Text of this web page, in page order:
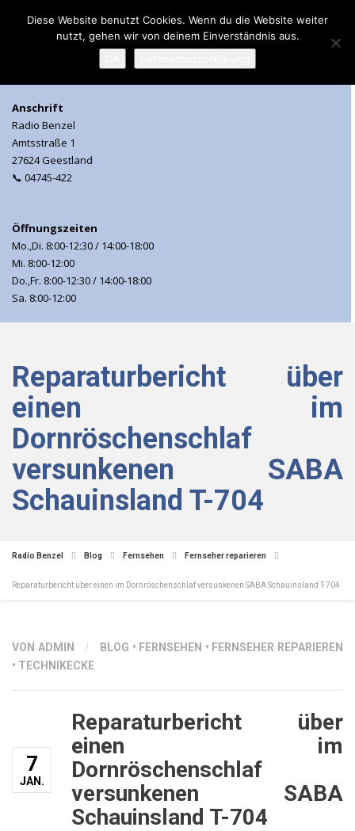
MENU
Anschrift
Radio Benzel
Amtsstraße 1
27624 Geestland
📞 04745-422
Öffnungszeiten
Mo.,Di. 8:00-12:30 / 14:00-18:00
Mi. 8:00-12:00
Do.,Fr. 8:00-12:30 / 14:00-18:00
Sa. 8:00-12:00
Reparaturbericht über
einen im
Dornröschenschlaf
versunkenen SABA
Schauinsland T-704
Radio Benzel Blog Fernsehen Fernseher reparieren
Reparaturbericht über einen im Dornröschenschlaf versunkenen SABA Schauinsland T-704
VON ADMIN / BLOG • FERNSEHEN • FERNSEHER REPARIEREN
• TECHNIKECKE
7
JAN.
Reparaturbericht über
einen im
Dornröschenschlaf
versunkenen SABA
Schauinsland T-704
Diese Website benutzt Cookies. Wenn du die Website weiter
nutzt, gehen wir von deinem Einverständnis aus.